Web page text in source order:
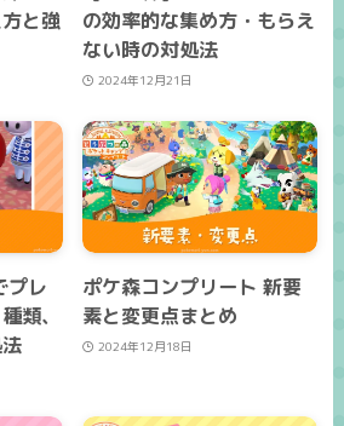
と強
の効率的な集め方・もらえ
ない時の対処法
2024年12月21日
プレ
類、
ポケ森コンプリート 新要
素と変更点まとめ
2024年12月18日